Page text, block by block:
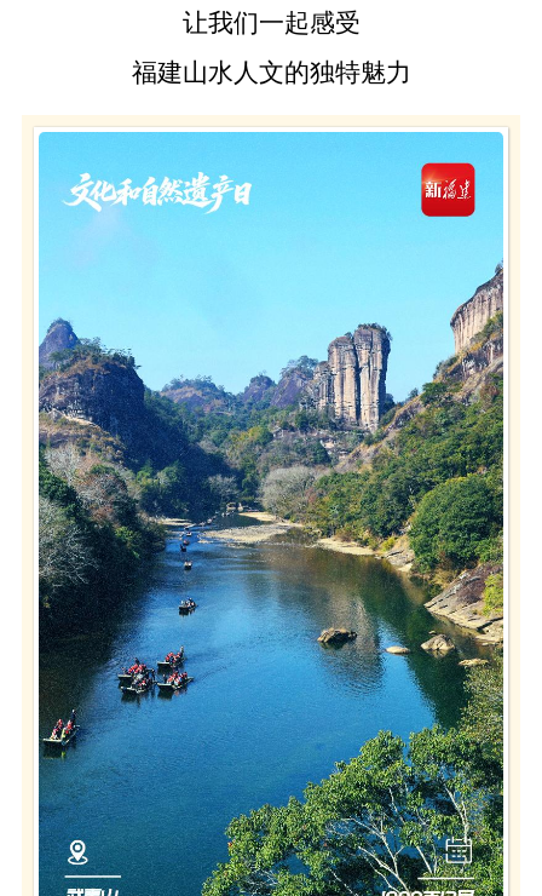
让我们一起感受
福建山水人文的独特魅力